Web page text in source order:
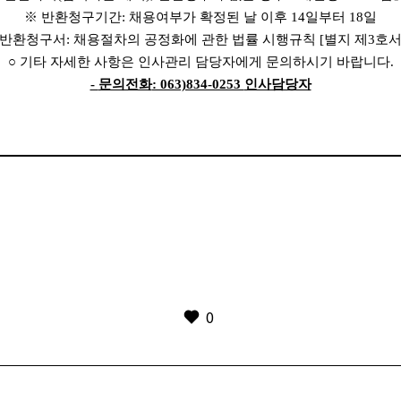
※ 반환청구기간: 채용여부가 확정된 날 이후 14일부터 18일
반환청구서 : 채용절차의 공정화에 관한 법률 시행규칙 [별지 제 3호
○ 기타 자세한 사항은 인사관리 담당자에게 문의하시기 바랍니다.
- 문의전화: 063)834-0253 인사담당자
0